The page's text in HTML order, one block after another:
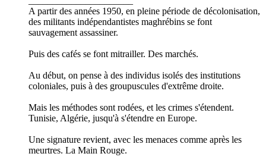
A partir des années 1950, en pleine période de décolonisation,
des militants indépendantistes maghrébins se font
sauvagement assassiner.
Puis des cafés se font mitrailler. Des marchés.
Au début, on pense à des individus isolés des institutions
coloniales, puis à des groupuscules d'extrême droite.
Mais les méthodes sont rodées, et les crimes s'étendent.
Tunisie, Algérie, jusqu'à s'étendre en Europe.
Une signature revient, avec les menaces comme après les
meurtres. La Main Rouge.